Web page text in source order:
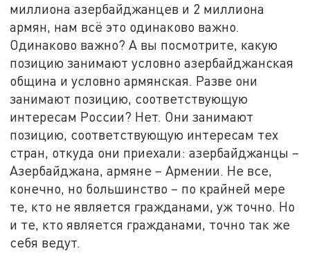
миллиона азербайджанцев и 2 миллиона
армян, нам всё это одинаково важно.
Одинаково важно? А вы посмотрите, какую
позицию занимают условно азербайджанская
община и условно армянская. Разве они
занимают позицию, соответствующую
интересам России? Нет. Они занимают
позицию, соответствующую интересам тех
стран, откуда они приехали: азербайджанцы –
Азербайджана, армяне – Армении. Не все,
конечно, но большинство – по крайней мере
те, кто не является гражданами, уж точно. Но
и те, кто является гражданами, точно так же
себя ведут.